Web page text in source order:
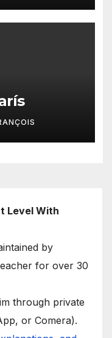
Level With
by
for over 30
through private
or Comera).